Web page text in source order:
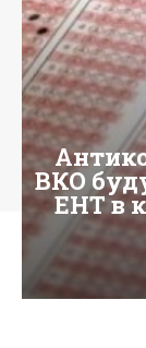
ВКО
ЕНТ в